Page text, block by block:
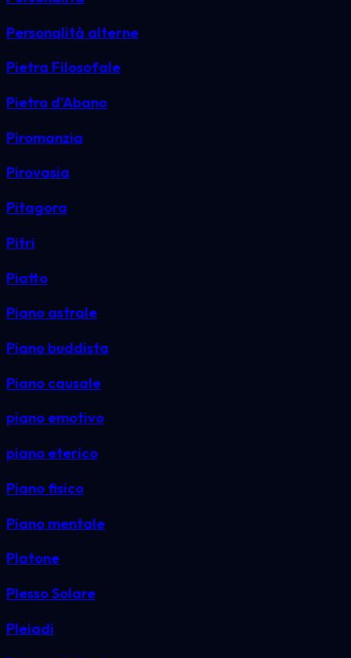
Personalità alterne
Pietra Filosofale
Pietro d'Abano
Piromanzia
Pirovasia
Pitagora
Pitri
Piatto
Piano astrale
Piano buddista
Piano causale
piano emotivo
piano eterico
Piano fisico
Piano mentale
Platone
Plesso Solare
Pleiadi